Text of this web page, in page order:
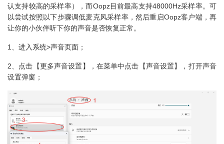
认支持较高的采样率），而Oopz目前最高支持48000Hz采样率。可
以尝试按照以下步骤调低麦克风采样率，然后重启Oopz客户端，再
让你的小伙伴听下你的声音是否恢复正常。
1、进入系统>声音页面；
2、点击【更多声音设置】，在菜单中点击【声音设置】，打开声音
设置弹窗；